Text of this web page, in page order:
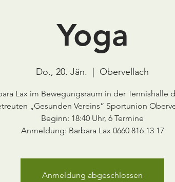
Yoga
Do., 20. Jän. Obervellach
Lax im Bewegungsraum in der Tennishalle
„Gesunden Vereins” Sportunion
Beginn: 18:40 Uhr, 6 Termine
Anmeldung: Barbara Lax 0660 816 13 17
Anmeldung abgeschlossen